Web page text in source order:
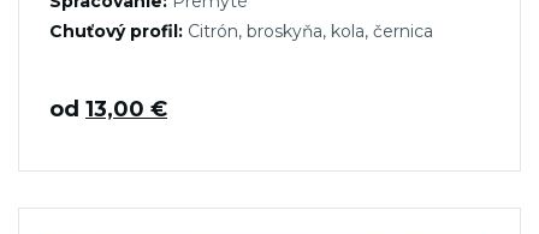
Chuťový profil: Citrón, broskyňa, kola, černica
od 13,00 €